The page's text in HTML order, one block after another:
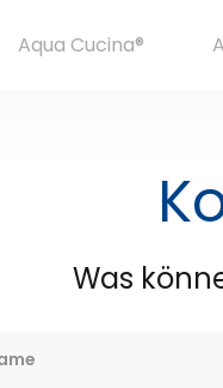
Aqua Cucina®
Was